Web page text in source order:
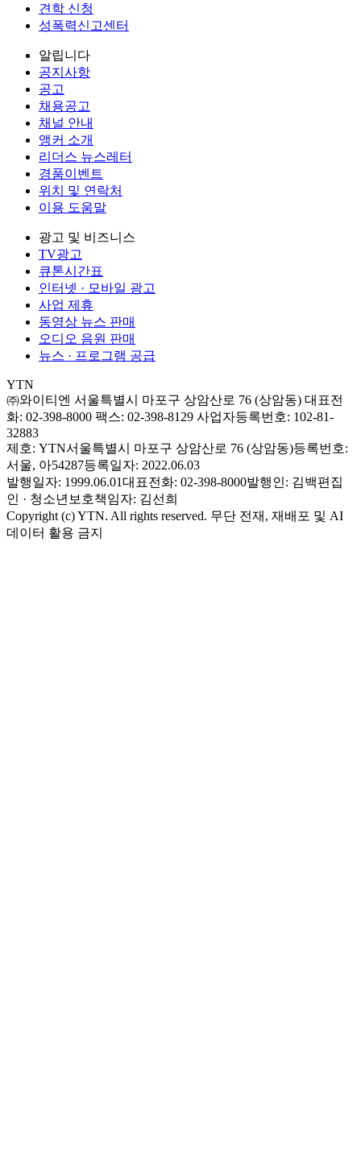
견학 신청
성폭력신고센터
알립니다
공지사항
공고
채용공고
채널 안내
앵커 소개
리더스 뉴스레터
경품이벤트
위치 및 연락처
이용 도움말
광고 및 비즈니스
TV광고
큐톤시간표
인터넷 · 모바일 광고
사업 제휴
동영상 뉴스 판매
오디오 음원 판매
뉴스 · 프로그램 공급
YTN
㈜와이티엔 서울특별시 마포구 상암산로 76 (상암동) 대표전
화: 02-398-8000 팩스: 02-398-8129 사업자등록번호: 102-81-
32883
제호: YTN서울특별시 마포구 상암산로 76 (상암동)등록번호:
서울, 아54287등록일자: 2022.06.03
발행일자: 1999.06.01대표전화: 02-398-8000발행인: 김백편집
인 · 청소년보호책임자: 김선희
Copyright (c) YTN. All rights reserved. 무단 전재, 재배포 및 AI
데이터 활용 금지